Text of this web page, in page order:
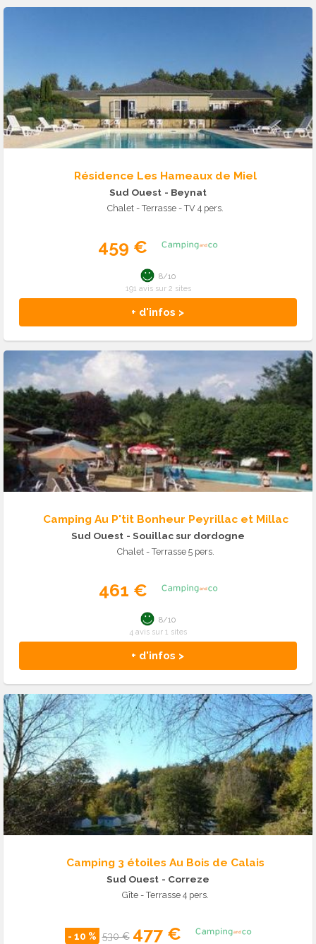
Résidence Les Hameaux de Miel
Sud Ouest - Beynat
Chalet - Terrasse - TV 4 pers.
459 €
+ d'infos >
8/10
191 avis sur 2 sites
Camping Au P'tit Bonheur Peyrillac et Millac
Sud Ouest - Souillac sur dordogne
Chalet - Terrasse 5 pers.
461 €
+ d'infos >
8/10
4 avis sur 1 sites
Camping 3 étoiles Au Bois de Calais
Sud Ouest - Correze
Gîte - Terrasse 4 pers.
- 10 % 530 € 477 €